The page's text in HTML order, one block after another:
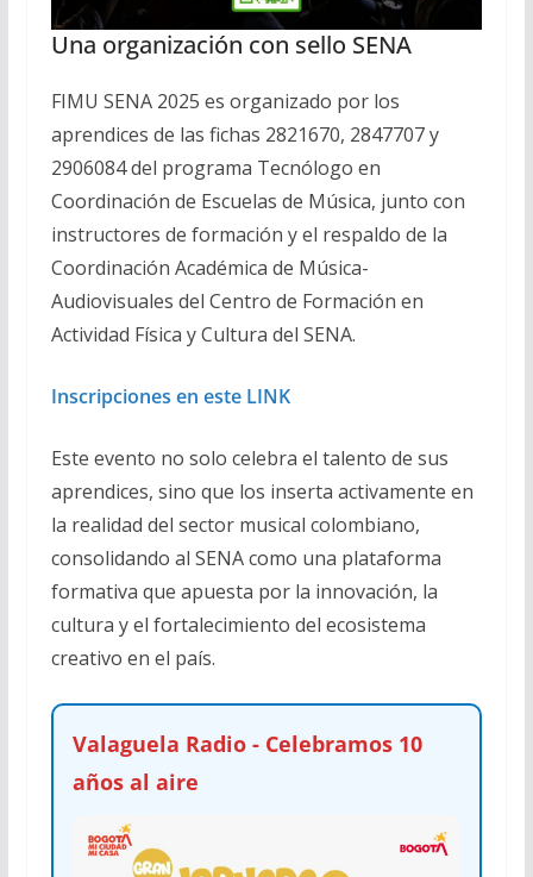
Una organización con sello SENA
FIMU SENA 2025 es organizado por los
aprendices de las fichas 2821670, 2847707 y
2906084 del programa Tecnólogo en
Coordinación de Escuelas de Música, junto con
instructores de formación y el respaldo de la
Coordinación Académica de Música-
Audiovisuales del Centro de Formación en
Actividad Física y Cultura del SENA.
Inscripciones en este LINK
Este evento no solo celebra el talento de sus
aprendices, sino que los inserta activamente en
la realidad del sector musical colombiano,
consolidando al SENA como una plataforma
formativa que apuesta por la innovación, la
cultura y el fortalecimiento del ecosistema
creativo en el país.
Valaguela Radio - Celebramos 10
años al aire